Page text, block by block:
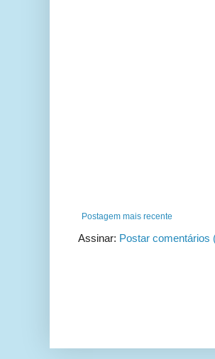
Postagem mais recente
Assinar: Postar comentários